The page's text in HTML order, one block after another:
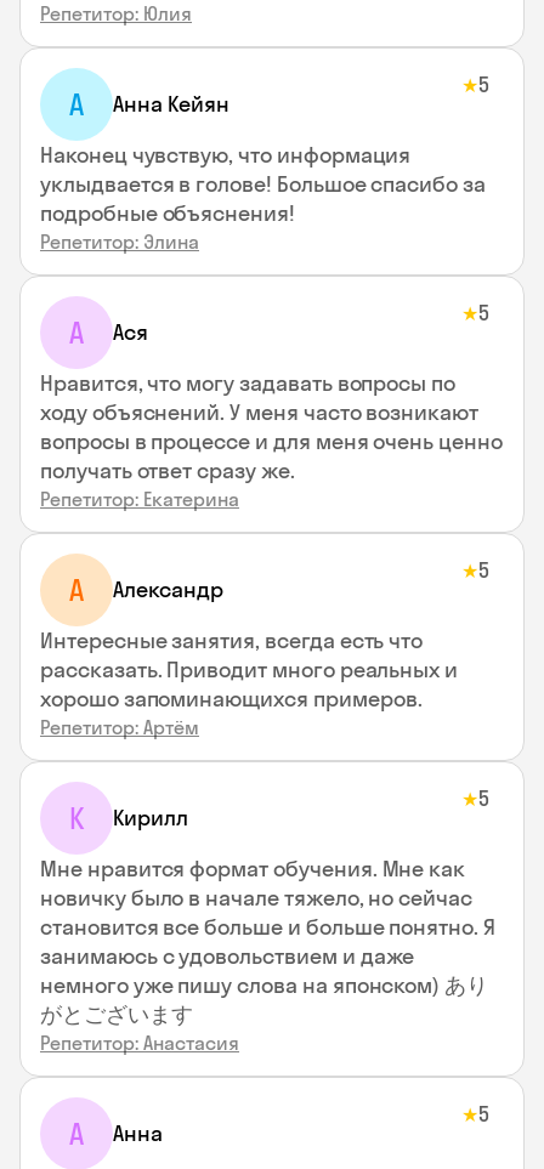
Репетитор: Юлия
А Анна Кейян
★5
Наконец чувствую, что информация
уклыдвается в голове! Большое спасибо за
подробные объяснения!
Репетитор: Элина
А Ася
★5
Нравится, что могу задавать вопросы по
ходу объяснений. У меня часто возникают
вопросы в процессе и для меня очень ценно
получать ответ сразу же.
Репетитор: Екатерина
А Александр
★5
Интересные занятия, всегда есть что
рассказать. Приводит много реальных и
хорошо запоминающихся примеров.
Репетитор: Артём
К Кирилл
★5
Мне нравится формат обучения. Мне как
новичку было в начале тяжело, но сейчас
становится все больше и больше понятно. Я
занимаюсь с удовольствием и даже
немного уже пишу слова на японском) あり
がとございます
Репетитор: Анастасия
А Анна
★5